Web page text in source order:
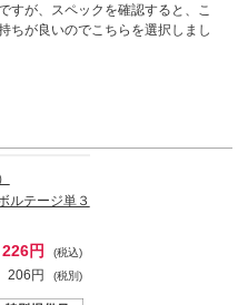
すが、スペックを確認すると、こ
ちが良いのでこちらを選択しまし
ルテージ単３
226円 (税込)
206円 (税別)